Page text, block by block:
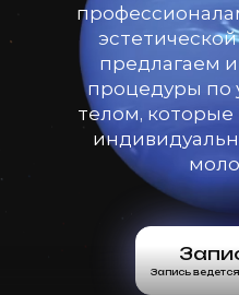
предлагаем
процедуры по
телом,
Запись